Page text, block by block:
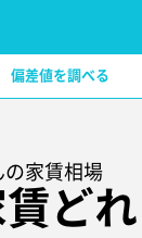
偏差値を調べる
家賃相場
ど